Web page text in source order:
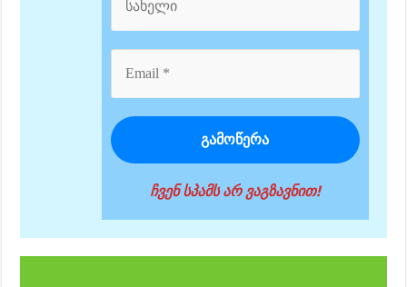
ჩვენ სპამს არ ვაგზავნით!